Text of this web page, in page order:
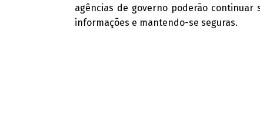
agências de governo poderão continuar
informações e mantendo-se seguras.